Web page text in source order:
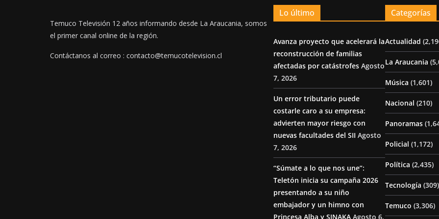
Temuco Televisión 12 años informando desde La Araucania, somos
el primer canal online de la región.
Contáctanos al correo : contacto@temucotelevision.cl
Lo último
Avanza proyecto que acelerará la
reconstrucción de familias
afectadas por catástrofes Agosto
7, 2026
Un error tributario puede
costarle caro a su empresa:
advierten mayor riesgo con
nuevas facultades del SII Agosto
7, 2026
“Súmate a lo que nos une”:
Teletón inicia su campaña 2026
presentando a su niño
embajador y un himno con
Princesa Alba y SINAKA Agosto 6,
Categorías
Actualidad
La Araucania
Música (1,601)
Nacional (210)
Panoramas
Policial (1,172)
Política (2,435)
Tecnología (309)
Temuco (3,306)